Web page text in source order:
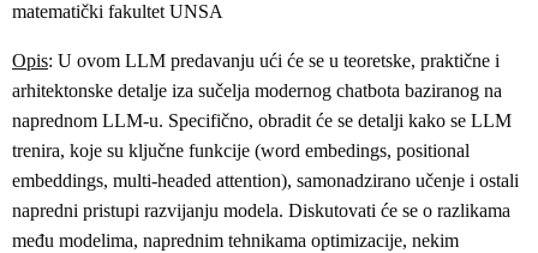
matematički fakultet UNSA
Opis: U ovom LLM predavanju ući će se u teoretske, praktične i
arhitektonske detalje iza sučelja modernog chatbota baziranog na
naprednom LLM-u. Specifično, obradit će se detalji kako se LLM
trenira, koje su ključne funkcije (word embedings, positional
embeddings, multi-headed attention), samonadzirano učenje i ostali
napredni pristupi razvijanju modela. Diskutovati će se o razlikama
među modelima, naprednim tehnikama optimizacije, nekim